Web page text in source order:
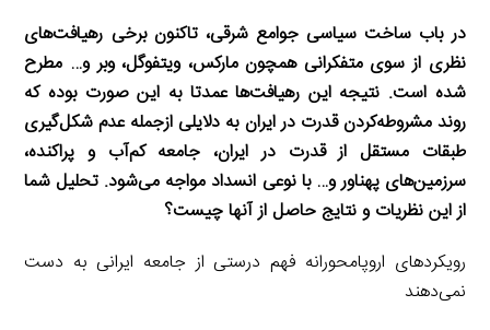
‌در باب ساخت سیاسی جوامع شرقی، تاکنون برخی رهیافت‌های
نظری از سوی متفکرانی همچون مارکس، ویتفوگل، وبر و… مطرح
شده است. نتیجه این رهیافت‌ها عمدتا به این‌ صورت بوده که
روند مشروطه‌کردن قدرت در ایران به دلایلی ازجمله عدم شکل‌گیری
طبقات مستقل از قدرت در ایران، جامعه کم‌آب و پراکنده،
سرزمین‌های پهناور و… با نوعی انسداد مواجه می‌شود. تحلیل شما
از این نظریات و نتایج حاصل از آنها چیست؟
رویکردهای اروپامحورانه فهم درستی از جامعه ایرانی به دست
نمی‌دهند